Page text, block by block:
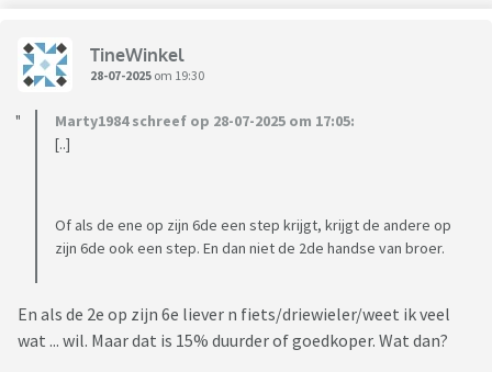
TineWinkel
28-07-2025 om 19:30
Marty1984 schreef op 28-07-2025 om 17:05:
[..]
Of als de ene op zijn 6de een step krijgt, krijgt de andere op
zijn 6de ook een step. En dan niet de 2de handse van broer.
En als de 2e op zijn 6e liever n fiets/driewieler/weet ik veel
wat ... wil. Maar dat is 15% duurder of goedkoper. Wat dan?